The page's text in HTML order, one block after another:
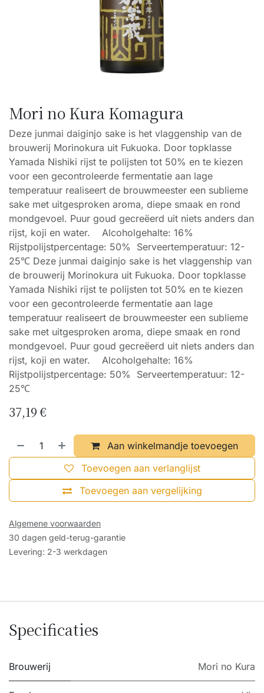
Mori no Kura Komagura
Deze junmai daiginjo sake is het vlaggenship van de
brouwerij Morinokura uit Fukuoka. Door topklasse
Yamada Nishiki rijst te polijsten tot 50% en te kiezen
voor een gecontroleerde fermentatie aan lage
temperatuur realiseert de brouwmeester een sublieme
sake met uitgesproken aroma, diepe smaak en rond
mondgevoel. Puur goud gecreëerd uit niets anders dan
rijst, koji en water. Alcoholgehalte: 16%
Rijstpolijstpercentage: 50% Serveertemperatuur: 12-
25℃ Deze junmai daiginjo sake is het vlaggenship van
de brouwerij Morinokura uit Fukuoka. Door topklasse
Yamada Nishiki rijst te polijsten tot 50% en te kiezen
voor een gecontroleerde fermentatie aan lage
temperatuur realiseert de brouwmeester een sublieme
sake met uitgesproken aroma, diepe smaak en rond
mondgevoel. Puur goud gecreëerd uit niets anders dan
rijst, koji en water. Alcoholgehalte: 16%
Rijstpolijstpercentage: 50% Serveertemperatuur: 12-
25℃
37,19€
Aan winkelmandje toevoegen
Toevoegen aan vergelijking
Toevoegen aan verlanglijst
Algemene voorwaarden
30 dagen geld-terug-garantie
Levering: 2-3 werkdagen
Specificaties
Brouwerij Mori no Kura